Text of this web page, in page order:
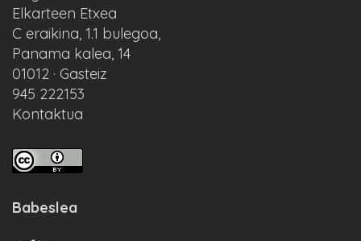
Elkarteen Etxea
C eraikina, 1.1 bulegoa,
Panama kalea, 14
01012 · Gasteiz
945 222153
Kontaktua
Babeslea